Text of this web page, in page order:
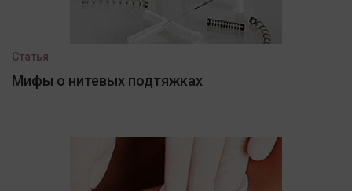
Статья
Мифы о нитевых подтяжках